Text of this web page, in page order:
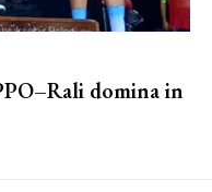
domina in